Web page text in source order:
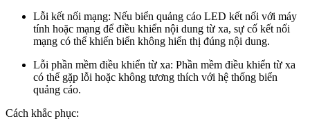
Lỗi kết nối mạng: Nếu biển quảng cáo LED kết nối với máy
tính hoặc mạng để điều khiển nội dung từ xa, sự cố kết nối
mạng có thể khiến biển không hiển thị đúng nội dung.
Lỗi phần mềm điều khiển từ xa: Phần mềm điều khiển từ xa
có thể gặp lỗi hoặc không tương thích với hệ thống biển
quảng cáo.
Cách khắc phục: